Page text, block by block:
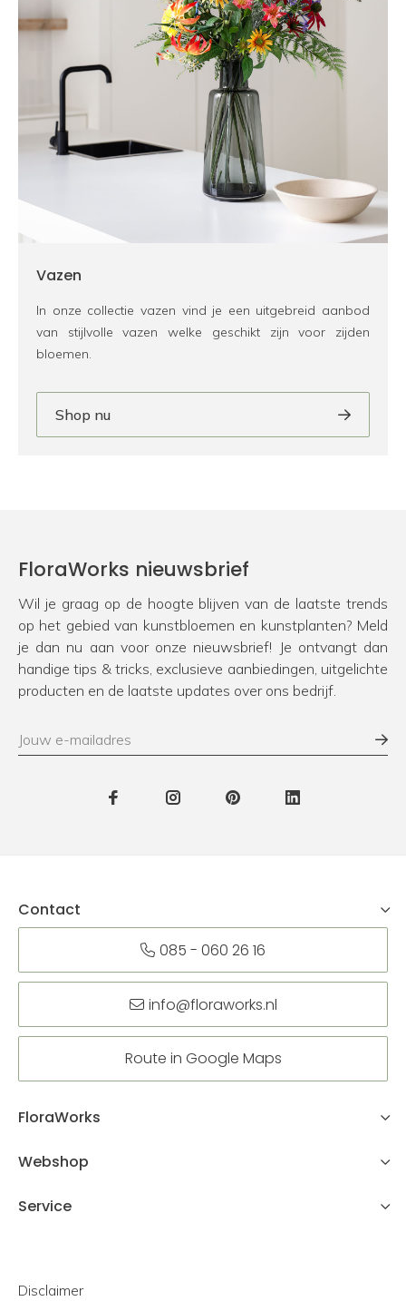
Vazen
In onze collectie vazen vind je een uitgebreid aanbod
van stijlvolle vazen welke geschikt zijn voor zijden
bloemen.
Shop nu
FloraWorks nieuwsbrief
Wil je graag op de hoogte blijven van de laatste trends
op het gebied van kunstbloemen en kunstplanten? Meld
je dan nu aan voor onze nieuwsbrief! Je ontvangt dan
handige tips & tricks, exclusieve aanbiedingen, uitgelichte
producten en de laatste updates over ons bedrijf.
Contact
085 - 060 26 16
info@floraworks.nl
Route in Google Maps
FloraWorks
Webshop
Service
Disclaimer